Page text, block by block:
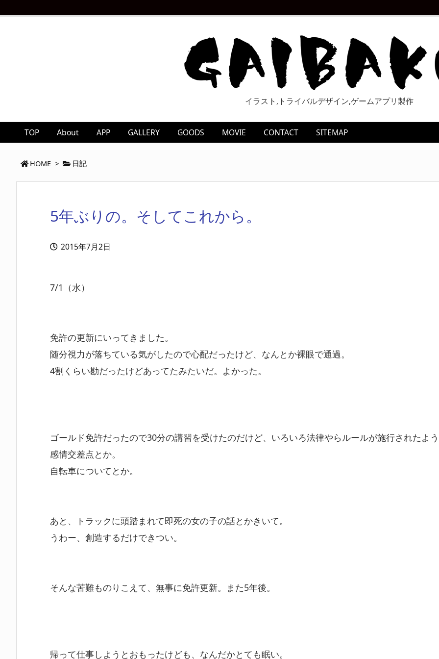
イラスト,トライバルデザイン,ゲームアプリ製作
TOP About APP GALLERY GOODS MOVIE CONTACT SITEMAP
HOME > 日記
5年ぶりの。そしてこれから。
2015年7月2日
7/1（水）
免許の更新にいってきました。
随分視力が落ちている気がしたので心配だったけど、なんとか裸眼で通過。
4割くらい勘だったけどあってたみたいだ。よかった。
ゴールド免許だったので30分の講習を受けたのだけど、いろいろ法律やらルールが施行されたよ
感情交差点とか。
自転車についてとか。
あと、トラックに頭踏まれて即死の女の子の話とかきいて。
うわー、創造するだけできつい。
そんな苦難ものりこえて、無事に免許更新。また5年後。
帰って仕事しようとおもったけども、なんだかとても眠い。